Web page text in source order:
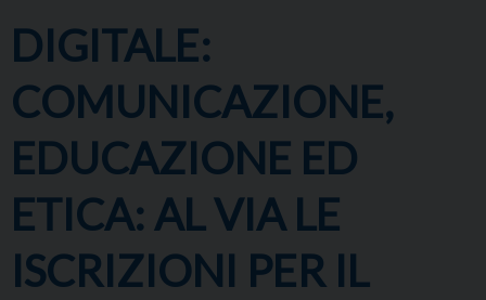
DIGITALE:
COMUNICAZIONE,
EDUCAZIONE ED
ETICA: AL VIA LE
ISCRIZIONI PER IL